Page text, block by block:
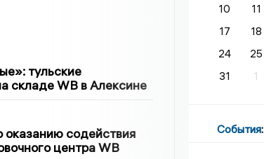
тульские
складе WB в Алексине
оказанию содействия
центра WB
10
11
17
18
24
25
31
1
События: